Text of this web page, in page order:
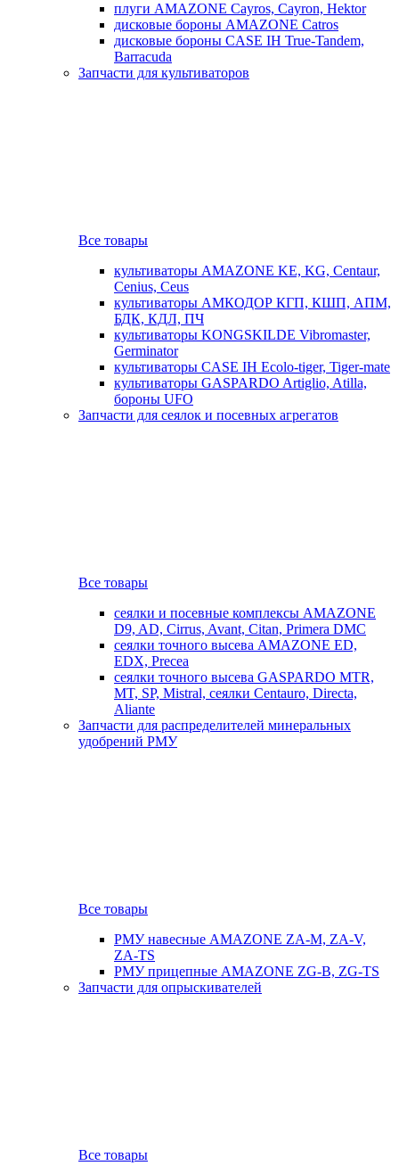
плуги AMAZONE Cayros, Cayron, Hektor
дисковые бороны AMAZONE Catros
дисковые бороны CASE IH True-Tandem,
Barracuda
Запчасти для культиваторов
Все товары
культиваторы AMAZONE KE, KG, Centaur,
Cenius, Ceus
культиваторы АМКОДОР КГП, КШП, АПМ,
БДК, КДЛ, ПЧ
культиваторы KONGSKILDE Vibromaster,
Germinator
культиваторы CASE IH Ecolo-tiger, Tiger-mate
культиваторы GASPARDO Artiglio, Atilla,
бороны UFO
Запчасти для сеялок и посевных агрегатов
Все товары
сеялки и посевные комплексы AMAZONE
D9, AD, Cirrus, Avant, Citan, Primera DMC
сеялки точного высева AMAZONE ED,
EDX, Precea
сеялки точного высева GASPARDO MTR,
MT, SP, Mistral, сеялки Centauro, Directa,
Aliante
Запчасти для распределителей минеральных
удобрений РМУ
Все товары
РМУ навесные AMAZONE ZA-M, ZA-V,
ZA-TS
РМУ прицепные AMAZONE ZG-B, ZG-TS
Запчасти для опрыскивателей
Все товары